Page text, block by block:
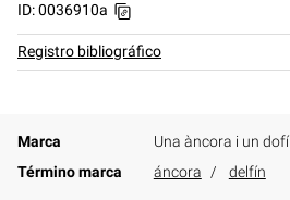
ID: 0036910a
Registro bibliográfico
Marca
Una àncora i un dofí
Término marca
áncora delfín